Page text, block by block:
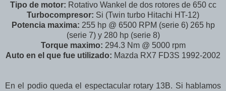
Tipo de motor: Rotativo Wankel de dos rotores de 650 cc
Turbocompresor: Si (Twin turbo Hitachi HT-12)
Potencia maxima: 255 hp @ 6500 RPM (serie 6) 265 hp
(serie 7) y 280 hp (serie 8)
Torque maximo: 294.3 Nm @ 5000 rpm
Auto en el que fue utilizado: Mazda RX7 FD3S 1992-2002
En el podio queda el espectacular rotary 13B. Si hablamos